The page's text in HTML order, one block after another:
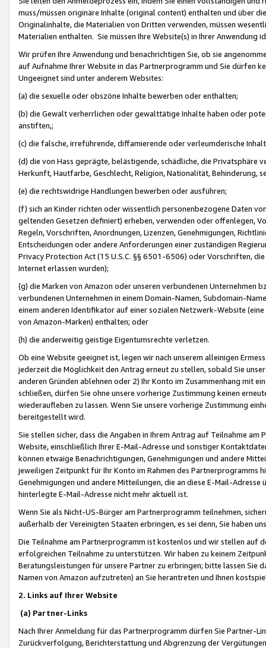
muss/müssen originäre Inhalte (original content) enthalten und über
Originalinhalte, die Materialien von Dritten verwenden, müssen
Materialien enthalten. Sie müssen Ihre Website(s) in Ihrer Anwendung
Wir prüfen Ihre Anwendung und benachrichtigen Sie, ob sie
auf Aufnahme Ihrer Website in das Partnerprogramm und Sie dürfen
Ungeeignet sind unter anderem Websites:
(a) die sexuelle oder obszöne Inhalte bewerben oder enthalten;
(b) die Gewalt verherrlichen oder gewalttätige Inhalte haben oder
anstiften,;
(c) die falsche, irreführende, diffamierende oder verleumderische
(d) die von Hass geprägte, belästigende, schädliche, die Privatsphäre
Herkunft, Hautfarbe, Geschlecht, Religion, Nationalität, Behinderung,
(e) die rechtswidrige Handlungen bewerben oder ausführen;
(f) sich an Kinder richten oder wissentlich personenbezogene Daten
geltenden Gesetzen definiert) erheben, verwenden oder offenlegen,
Regeln, Vorschriften, Anordnungen, Lizenzen, Genehmigungen,
Entscheidungen oder andere Anforderungen einer zuständigen
Privacy Protection Act (15 U.S.C. §§ 6501-6506) oder Vorschriften,
Internet erlassen wurden);
(g) die Marken von Amazon oder unseren verbundenen Unternehmen
verbundenen Unternehmen in einem Domain-Namen, Subdomain-
einem anderen Identifikator auf einer sozialen Netzwerk-Website
von Amazon-Marken) enthalten; oder
(h) die anderweitig geistige Eigentumsrechte verletzen.
Ob eine Website geeignet ist, legen wir nach unserem alleinigen
jederzeit die Möglichkeit den Antrag erneut zu stellen, sobald Sie
anderen Gründen ablehnen oder 2) Ihr Konto im Zusammenhang mit
schließen, dürfen Sie ohne unsere vorherige Zustimmung keinen
wiederaufleben zu lassen. Wenn Sie unsere vorherige Zustimmung
bereitgestellt wird.
Sie stellen sicher, dass die Angaben in Ihrem Antrag auf Teilnahme
Website, einschließlich Ihrer E-Mail-Adresse und sonstiger
können etwaige Benachrichtigungen, Genehmigungen und andere
jeweiligen Zeitpunkt für Ihr Konto im Rahmen des Partnerprogramms
Genehmigungen und andere Mitteilungen, die an diese E-Mail-
hinterlegte E-Mail-Adresse nicht mehr aktuell ist.
Wenn Sie als Nicht-US-Bürger am Partnerprogramm teilnehmen,
außerhalb der Vereinigten Staaten erbringen, es sei denn, Sie haben
Die Teilnahme am Partnerprogramm ist kostenlos und wir stellen auf
erfolgreichen Teilnahme zu unterstützen. Wir haben zu keinem
Beratungsleistungen für unsere Partner zu erbringen; bitte lassen Sie
Namen von Amazon aufzutreten) an Sie herantreten und Ihnen
2. Links auf Ihrer Website
(a) Partner-Links
Nach Ihrer Anmeldung für das Partnerprogramm dürfen Sie Partner-
Zurückverfolgung, Berichterstattung und Abgrenzung der